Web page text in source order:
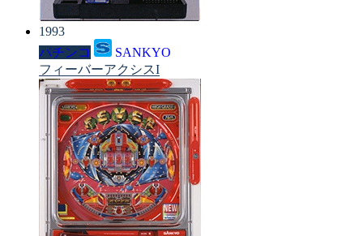
1993
パチンコ
SANKYO
フィーバーアクシスI